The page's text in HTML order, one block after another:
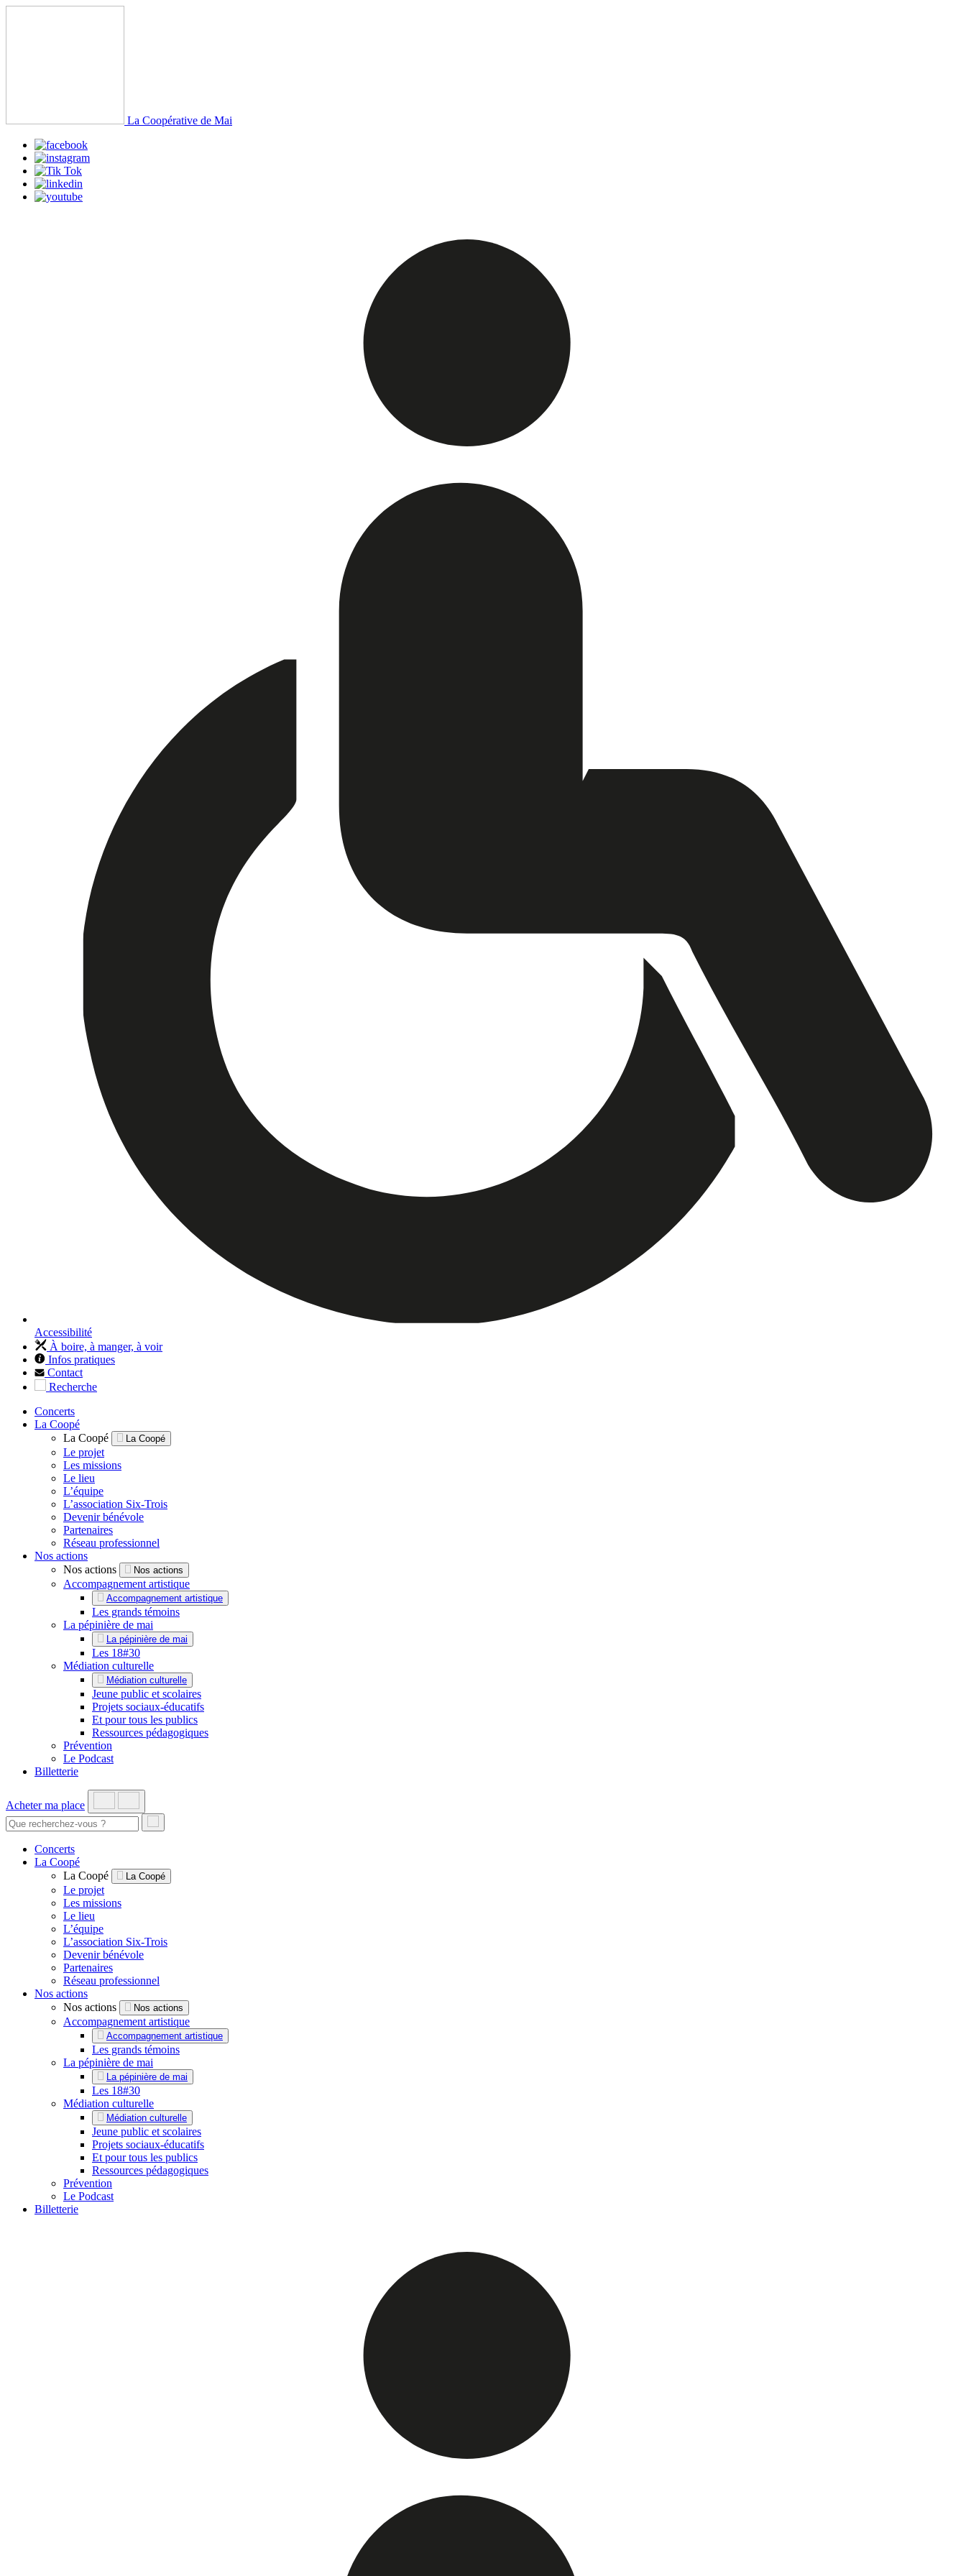
La Coopérative de Mai
Accessibilité
À boire, à manger, à voir
Infos pratiques
Contact
Recherche
Concerts
La Coopé
La Coopé
La Coopé
Le projet
Les missions
Le lieu
L’équipe
L’association Six-Trois
Devenir bénévole
Partenaires
Réseau professionnel
Nos actions
Nos actions
Nos actions
Accompagnement artistique
Accompagnement artistique
Les grands témoins
La pépinière de mai
La pépinière de mai
Les 18#30
Médiation culturelle
Médiation culturelle
Jeune public et scolaires
Projets sociaux-éducatifs
Et pour tous les publics
Ressources pédagogiques
Prévention
Le Podcast
Billetterie
Acheter ma place
Concerts
La Coopé
La Coopé
La Coopé
Le projet
Les missions
Le lieu
L’équipe
L’association Six-Trois
Devenir bénévole
Partenaires
Réseau professionnel
Nos actions
Nos actions
Nos actions
Accompagnement artistique
Accompagnement artistique
Les grands témoins
La pépinière de mai
La pépinière de mai
Les 18#30
Médiation culturelle
Médiation culturelle
Jeune public et scolaires
Projets sociaux-éducatifs
Et pour tous les publics
Ressources pédagogiques
Prévention
Le Podcast
Billetterie